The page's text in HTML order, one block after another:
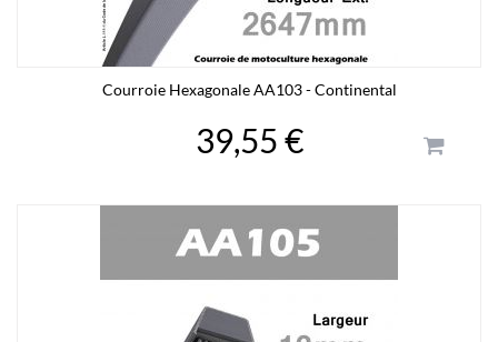
Courroie Hexagonale AA103 - Continental
39,55 €